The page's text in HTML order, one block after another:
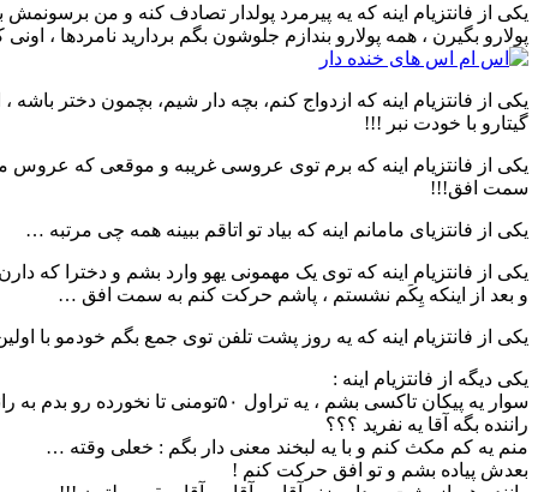
یکی از فانتزیام اینه که یه پیرمرد پولدار تصادف کنه و من
پولارو بگیرن ، همه پولارو بندازم جلوشون بگم بردارید نامردها ،
یکی از فانتزیام اینه که ازدواج کنم، بچه دار شیم، بچمون دختر
گیتارو با خودت نبر !!!
یکی از فانتزیام اینه که برم توی عروسی غریبه و موقعی که عروس
سمت افق!!!
یکی از فانتزیای مامانم اینه که بیاد تو اتاقم ببینه همه چی مرتبه …
یکی از فانتزیام اینه که توی یک مهمونی یهو وارد بشم و دخترا
و بعد از اینکه یِکَم نشستم ، پاشم حرکت کنم به سمت افق …
یکی از فانتزیام اینه که یه روز پشت تلفن توی جمع بگم خودمو با
یکی دیگه از فانتزیام اینه :
سوار یه پیکان تاکسی بشم ، یه تراول ۵۰تومنی تا نخورده رو بدم به راننده…
راننده بگه آقا یه نفرید ؟؟؟
منم یه کم مکث کنم و با یه لبخند معنی دار بگم : خعلی وقته …
بعدش پیاده بشم و تو افق حرکت کنم !